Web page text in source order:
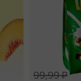
99,99 ₽